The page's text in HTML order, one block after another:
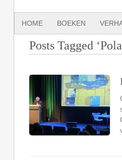
HOME BOEKEN
Posts Tagged